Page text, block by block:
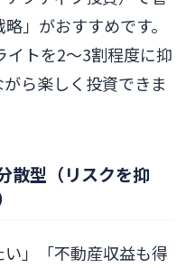
」がおすすめです。
イトを2〜3割程度に抑
ら楽しく投資できま
散型（リスクを抑
い」「不動産収益も得